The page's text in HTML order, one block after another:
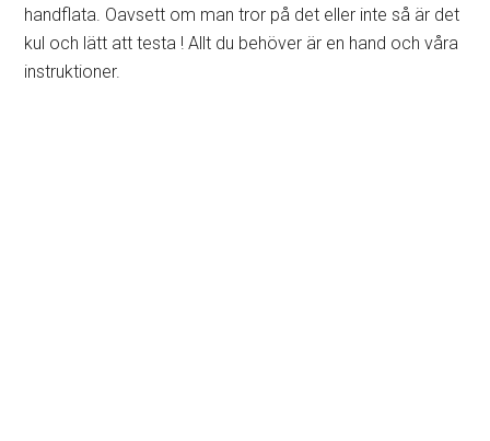
handflata. Oavsett om man tror på det eller inte så är det
kul och lätt att testa ! Allt du behöver är en hand och våra
instruktioner.